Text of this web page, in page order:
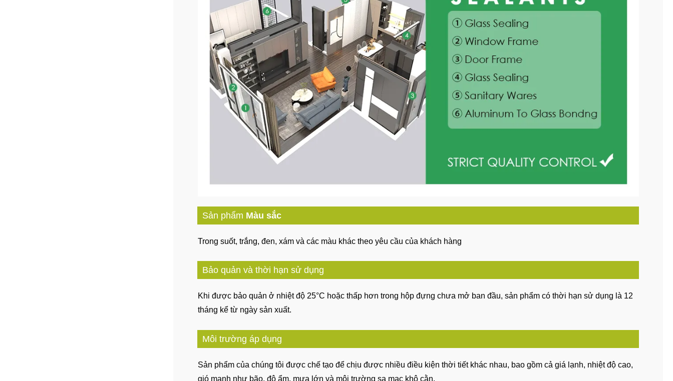
Sản phẩm Màu sắc
Trong suốt, trắng, đen, xám và các màu khác theo yêu cầu của khách hàng
Bảo quản và thời hạn sử dụng
Khi được bảo quản ở nhiệt độ 25°C hoặc thấp hơn trong hộp đựng chưa mở ban đầu, sản phẩm có thời hạn sử dụng là 12
tháng kể từ ngày sản xuất.
Môi trường áp dụng
Sản phẩm của chúng tôi được chế tạo để chịu được nhiều điều kiện thời tiết khác nhau, bao gồm cả giá lạnh, nhiệt độ cao,
gió mạnh như bão, độ ẩm, mưa lớn và môi trường sa mạc khô cằn.